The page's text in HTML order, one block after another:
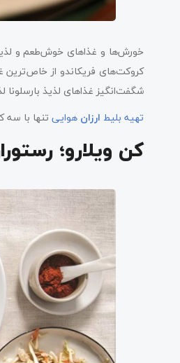
خورش‌ها و غذاهای خوش‌طعم و
کروکت‌های فریکاندو از خاص‌ترین
شگفت‌انگیز غذاهای لذیذ
تهیه بلیط ارزان هوایی تنها با
کن ویلارو؛